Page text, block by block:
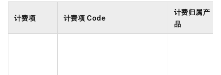
计费项 计费项 Code
计费归属产
品